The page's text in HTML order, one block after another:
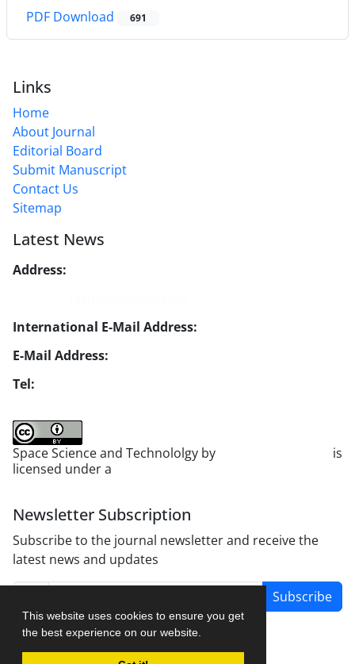
This website uses cookies to ensure you get
the best experience on our website.
PDF Download 691
Links
Home
About Journal
Editorial Board
Submit Manuscript
Contact Us
Sitemap
Latest News
Address:
International E-Mail Address:
E-Mail Address:
Tel:
Space Science and Technololgy by
is
licensed under a
Newsletter Subscription
Subscribe to the journal newsletter and receive the
latest news and updates
Subscribe